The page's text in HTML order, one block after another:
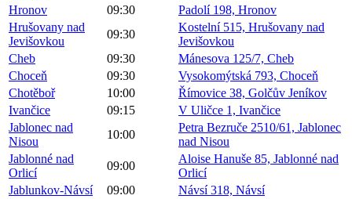
Hronov
09:30
Padolí 198, Hronov
Hrušovany nad
Jevišovkou
09:30
Kostelní 515, Hrušovany nad
Jevišovkou
Cheb
09:30
Mánesova 125/7, Cheb
Choceň
09:30
Vysokomýtská 793, Choceň
Chotěboř
10:00
Římovice 38, Golčův Jeníkov
Ivančice
09:15
V Uličce 1, Ivančice
Jablonec nad
Nisou
10:00
Petra Bezruče 2510/61, Jablonec
nad Nisou
Jablonné nad
Orlicí
09:00
Aloise Hanuše 85, Jablonné nad
Orlicí
Jablunkov-Návsí
09:00
Návsí 318, Návsí